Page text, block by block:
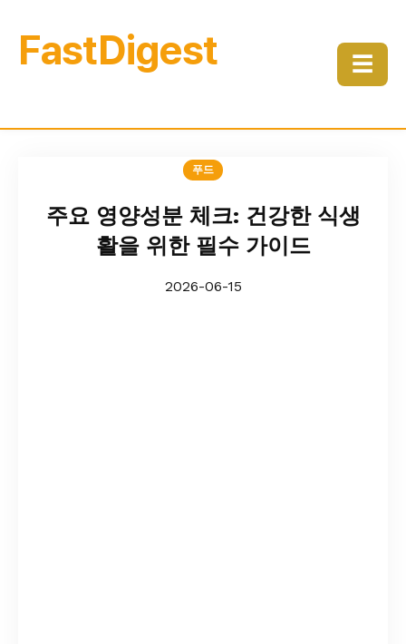
FastDigest ☰
푸드
주요 영양성분 체크: 건강한 식생
활을 위한 필수 가이드
2026-06-15